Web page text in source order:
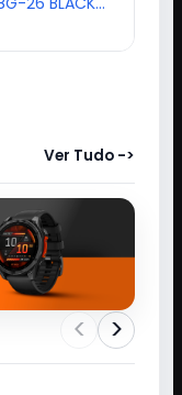
ANUBIS
Ver Tudo ->
< >